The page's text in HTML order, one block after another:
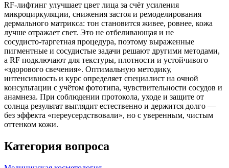
RF‑лифтинг улучшает цвет лица за счёт усиления
микроциркуляции, снижения застоя и ремоделирования
дермального матрикса: тон становится живее, ровнее, кожа
лучше отражает свет. Это не отбеливающая и не
сосудисто‑таргетная процедура, поэтому выраженные
пигментные и сосудистые задачи решают другими методами,
а RF подключают для текстуры, плотности и устойчивого
«здорового свечения». Оптимальную методику,
интенсивность и курс определяет специалист на очной
консультации с учётом фототипа, чувствительности сосудов и
анамнеза. При соблюдении протокола, уходе и защите от
солнца результат выглядит естественно и держится долго —
без эффекта «переусердствовали», но с уверенным, чистым
оттенком кожи.
Категория вопроса